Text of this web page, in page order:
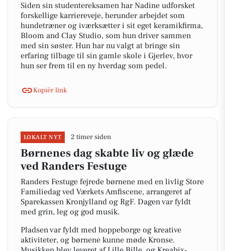
Siden sin studentereksamen har Nadine udforsket
forskellige karriereveje, herunder arbejdet som
hundetræner og iværksætter i sit eget keramikfirma,
Bloom and Clay Studio, som hun driver sammen
med sin søster. Hun har nu valgt at bringe sin
erfaring tilbage til sin gamle skole i Gjerlev, hvor
hun ser frem til en ny hverdag som pedel.
Kopiér link
LOKALT NYT 2 timer siden
Børnenes dag skabte liv og glæde
ved Randers Festuge
Randers Festuge fejrede børnene med en livlig Store
Familiedag ved Værkets Amfiscene, arrangeret af
Sparekassen Kronjylland og RgF. Dagen var fyldt
med grin, leg og god musik.
Pladsen var fyldt med hoppeborge og kreative
aktiviteter, og børnene kunne møde Kronse.